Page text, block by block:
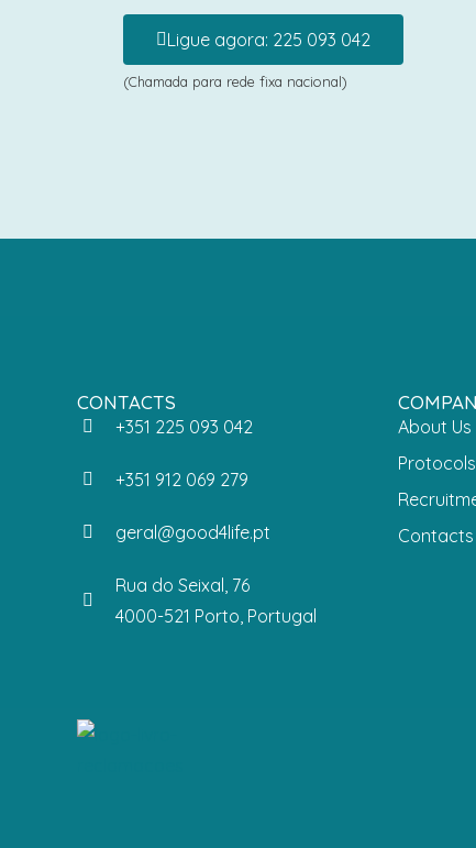
Ligue agora: 225 093 042
(Chamada para rede fixa nacional)
CONTACTS
+351 225 093 042
+351 912 069 279
geral@good4life.pt
Rua do Seixal, 76
4000-521 Porto, Portugal
About Us
Protocols
Contacts